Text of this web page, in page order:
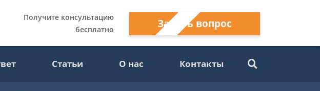
Получите консультацию
бесплатно
Задать вопрос
Статьи О нас Контакты